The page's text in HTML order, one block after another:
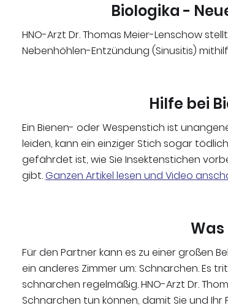
Biologika -
HNO-Arzt Dr. Thomas Meier-Lenschow
Nebenhöhlen-Entzündung (Sinusitis)
Hilfe bei
Ein Bienen- oder Wespenstich ist
leiden, kann ein einziger Stich sogar
gefährdet ist, wie Sie Insektenstichen
gibt.Ganzen Artikel lesen und Video
Für den Partner kann es zu einer großen
ein anderes Zimmer um: Schnarchen. Es
schnarchen regelmäßig. HNO-Arzt Dr.
Schnarchen tun können, damit Sie und